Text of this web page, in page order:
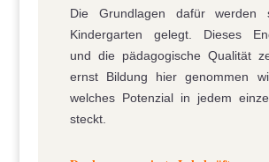
Die Grundlagen dafür werden
Kindergarten gelegt. Dieses
und die pädagogische Qualität
ernst Bildung hier genommen
welches Potenzial in jedem
steckt.